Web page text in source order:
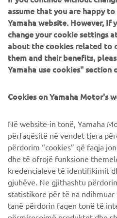
PRENDITI CURA
TAGLIANDI CHIARI
GARANZIA UFFICIALE
assume that you are happy
Yamaha website. However, If
change your cookie settings
about the cookies related to
them and their benefits,
Yamaha use cookies" section
Cookies on Yamaha Motor's
Në website-in tonë, Yamaha
përfaqësitë në vendet tjera
përdorim “cookies” që faqja
dhe të ofrojë funksione
kredencialeve të identifikimit
gjuhëve. Ne gjithashtu
statistikore për të na
tanë përdorin faqen tonë të